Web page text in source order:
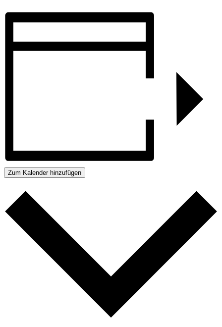
Zum Kalender hinzufügen